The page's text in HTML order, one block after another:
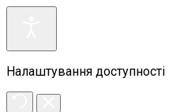
Налаштування доступності